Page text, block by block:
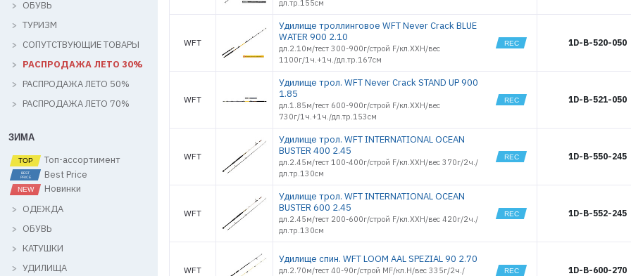
ОБУВЬ
ТУРИЗМ
СОПУТСТВУЮЩИЕ ТОВАРЫ
РАСПРОДАЖА ЛЕТО 30%
РАСПРОДАЖА ЛЕТО 50%
РАСПРОДАЖА ЛЕТО 70%
ЗИМА
Топ-ассортимент
Best Price
Новинки
ОДЕЖДА
ОБУВЬ
КАТУШКИ
УДИЛИЩА
дл.тр.155см
WFT
Удилище троллинговое WFT Never Crack BLUE
WATER 900 2.10
дл.2.10м/тест 300-900г/строй F/кл.XXH/вес
1100г/1ч.+1ч./дл.тр.167см
1D-B-520-050
WFT
Удилище трол. WFT Never Crack STAND UP 900
1.85
дл.1.85м/тест 600-900г/строй F/кл.XXH/вес
730г/1ч.+1ч./дл.тр.153см
1D-B-521-050
WFT
Удилище трол. WFT INTERNATIONAL OCEAN
BUSTER 400 2.45
дл.2.45м/тест 100-400г/строй F/кл.XXH/вес 370г/2ч./
дл.тр.130см
1D-B-550-245
WFT
Удилище трол. WFT INTERNATIONAL OCEAN
BUSTER 600 2.45
дл.2.45м/тест 200-600г/строй F/кл.XXH/вес 420г/2ч./
дл.тр.130см
1D-B-552-245
WFT
Удилище спин. WFT LOOM AAL SPEZIAL 90 2.70
дл.2.70м/тест 40-90г/строй MF/кл.H/вес 335г/2ч./
1D-B-600-270